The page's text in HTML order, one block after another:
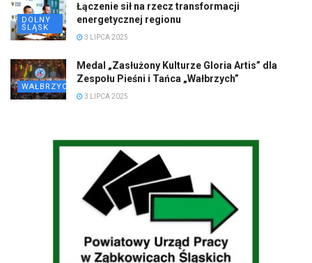
DOLNY
ŚLĄSK
Łączenie sił na rzecz transformacji
energetycznej regionu
3 LIPCA 2025
WAŁBRZYCH
Medal „Zasłużony Kulturze Gloria Artis” dla
Zespołu Pieśni i Tańca „Wałbrzych”
3 LIPCA 2025